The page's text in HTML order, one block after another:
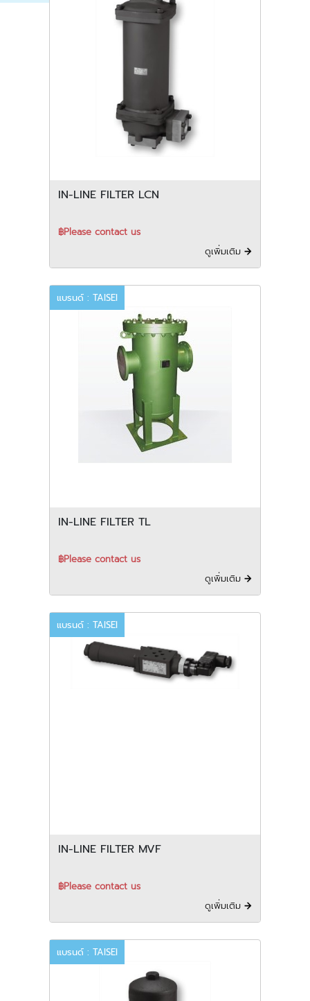
IN-LINE FILTER LCN
฿Please contact us
ดูเพิ่มเติม
แบรนด์ : TAISEI
IN-LINE FILTER TL
฿Please contact us
ดูเพิ่มเติม
แบรนด์ : TAISEI
IN-LINE FILTER MVF
฿Please contact us
ดูเพิ่มเติม
แบรนด์ : TAISEI